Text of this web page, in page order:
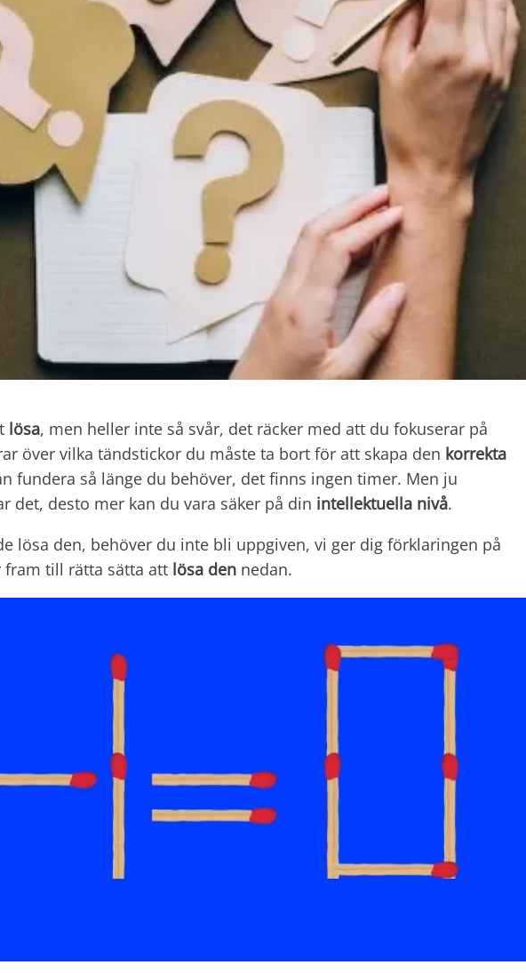
lösa, men heller inte så svår, det räcker med att du fokuserar på
över vilka tändstickor du måste ta bort för att skapa den korrekta
fundera så länge du behöver, det finns ingen timer. Men ju
det, desto mer kan du vara säker på din intellektuella nivå.
lösa den, behöver du inte bli uppgiven, vi ger dig förklaringen på
till rätta sätta att lösa den nedan.